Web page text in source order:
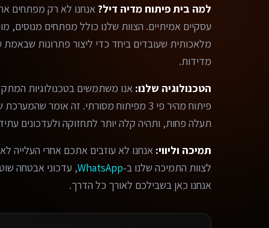
למה בית פיתוח מדיה דיל?אנחנו לא רק מפתחים
מלאכותית שעובדים ביחד כדי ליצור פתרונות שבאמת
מדידות.
הטכנולוגיה שלנו: אנו משתמשים בטכנולוגיות
פיתוח מהיר פי 3 מפיתוח מסורתי. זה אומר
תעלה פחות, ותהיה קלה יותר לתחזוקה ולעדכונים
תמיכה וליווי: אנחנו לא עוזבים אתכם אחרי העלייה
לצוות התמיכה שלנו ב-WhatsApp, עדכוני אבטחה
אנחנו כאן בשבילכם לאורך כל הדרך.